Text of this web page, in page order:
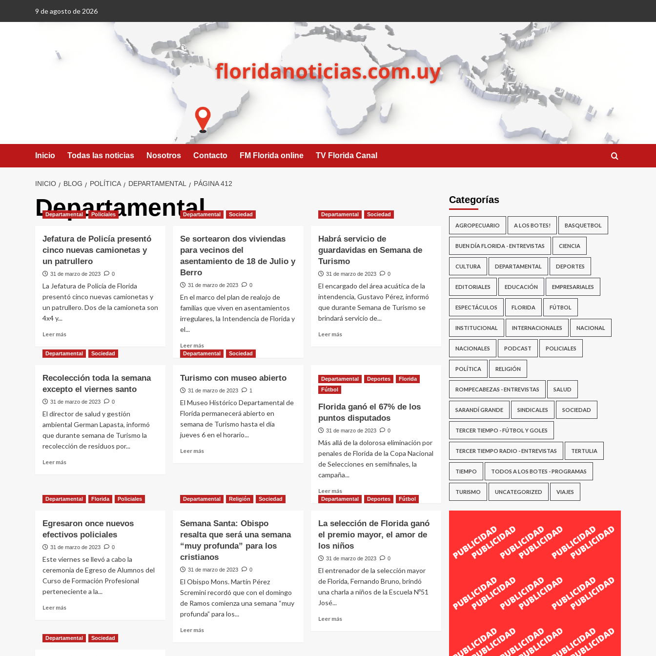
9 de agosto de 2026
Inicio Todas las noticias Nosotros Contacto FM Florida online TV Florida Canal
INICIO BLOG POLÍTICA DEPARTAMENTAL PÁGINA 412
Departamental
Departamental Policiales
Jefatura de Policía presentó
cinco nuevas camionetas y
un patrullero
31 de marzo de 2023 0
La Jefatura de Policía de Florida
presentó cinco nuevas camionetas y
un patrullero. Dos de la camioneta son
4x4 y...
Leer más
sobre
Policía
presentó
camionetas
y
un
patrullero
Departamental Sociedad
Se sortearon dos viviendas
para vecinos del
asentamiento de 18 de Julio y
Berro
31 de marzo de 2023 0
En el marco del plan de realojo de
familias que viven en asentamientos
irregulares, la Intendencia de Florida y
el...
Leer más
más
sortearon
dos
viviendas
vecinos
del
asentamiento
Departamental Sociedad
Habrá servicio de
guardavidas en Semana de
Turismo
31 de marzo de 2023 0
El encargado del área acuática de la
intendencia, Gustavo Pérez, informó
que durante Semana de Turismo se
brindará servicio de...
Leer másLeer
de
Semana
de
Departamental Sociedad
Recolección toda la semana
excepto el viernes santo
31 de marzo de 2023 0
El director de salud y gestión
ambiental German Lapasta, informó
que durante semana de Turismo la
recolección de residuos por...
Leer más
toda
excepto
el
viernes
Departamental Sociedad
Turismo con museo abierto
31 de marzo de 2023 1
El Museo Histórico Departamental de
Florida permanecerá abierto en
semana de Turismo hasta el día
jueves 6 en el horario...
Leer más
museo
abierto
Departamental Deportes
Florida
Fútbol
Florida ganó el 67% de los
puntos disputados
31 de marzo de 2023 0
Más allá de la dolorosa eliminación por
penales de Florida de la Copa Nacional
de Selecciones en semifinales, la
campaña...
Leer másLeer
más
ganó
el
67%
puntos
disputados
Departamental Florida Policiales
Egresaron once nuevos
efectivos policiales
31 de marzo de 2023 0
Este viernes se llevó a cabo la
ceremonia de Egreso de Alumnos del
Curso de Formación Profesional
perteneciente a la...
Leer más
Egresaron
once
Departamental Religión Sociedad
Semana Santa: Obispo
resalta que será una semana
“muy profunda” para los
cristianos
31 de marzo de 2023 0
El Obispo Mons. Martín Pérez
Scremini recordó que con el domingo
de Ramos comienza una semana “muy
profunda” para los...
Leer más
Departamental Deportes Fútbol
La selección de Florida ganó
el premio mayor, el amor de
los niños
31 de marzo de 2023 0
El entrenador de la selección mayor
de Florida, Fernando Bruno, brindó
una charla a niños de la Escuela Nº51
José...
Leer másLeer
Departamental Sociedad
Categorías
AGROPECUARIO A LOS BOTES! BASQUETBOL
BUEN DÍA FLORIDA - ENTREVISTAS CIENCIA
CULTURA DEPARTAMENTAL DEPORTES
EDITORIALES EDUCACIÓN EMPRESARIALES
ESPECTÁCULOS FLORIDA FÚTBOL
INSTITUCIONAL INTERNACIONALES NACIONAL
NACIONALES PODCAST POLICIALES
POLÍTICA RELIGIÓN
ROMPECABEZAS - ENTREVISTAS SALUD
SARANDÍ GRANDE SINDICALES SOCIEDAD
TERCER TIEMPO - FÚTBOL Y GOLES
TERCER TIEMPO RADIO - ENTREVISTAS TERTULIA
TIEMPO TODOS A LOS BOTES - PROGRAMAS
TURISMO UNCATEGORIZED VIAJES